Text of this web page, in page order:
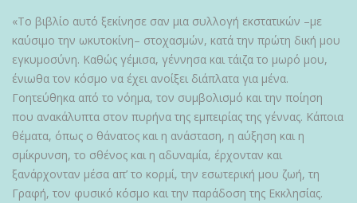
«Το βιβλίο αυτό ξεκίνησε σαν μια συλλογή εκστατικών –με
καύσιμο την ωκυτοκίνη– στοχασμών, κατά την πρώτη δική μου
εγκυμοσύνη. Καθώς γέμισα, γέννησα και τάιζα το μωρό μου,
ένιωθα τον κόσμο να έχει ανοίξει διάπλατα για μένα.
Γοητεύθηκα από το νόημα, τον συμβολισμό και την ποίηση
που ανακάλυπτα στον πυρήνα της εμπειρίας της γέννας. Κάποια
θέματα, όπως ο θάνατος και η ανάσταση, η αύξηση και η
σμίκρυνση, το σθένος και η αδυναμία, έρχονταν και
ξανάρχονταν μέσα απ’ το κορμί, την εσωτερική μου ζωή, τη
Γραφή, τον φυσικό κόσμο και την παράδοση της Εκκλησίας.